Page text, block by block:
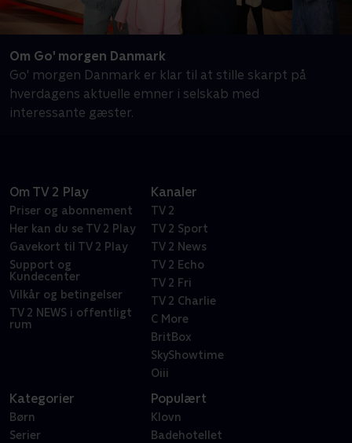
Om Go' morgen Danmark
Go' morgen Danmark er klar til at stille skarpt på
hverdagens aktuelle emner i selskab med
interessante gæster.
Om TV 2 Play
Priser og abonnement
Her kan du se TV 2 Play
Gavekort til TV 2 Play
Support og
Kundecenter
Vilkår og betingelser
TV 2 NEWS i offentligt
rum
Kanaler
TV 2
TV 2 Sport
TV 2 News
TV 2 Echo
TV 2 Fri
TV 2 Charlie
C More
BritBox
SkyShowtime
Oiii
Kategorier
Børn
Serier
Populært
Klovn
Badehotellet